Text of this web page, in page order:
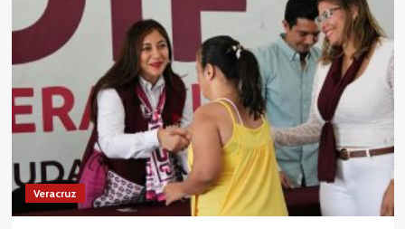
Veracruz